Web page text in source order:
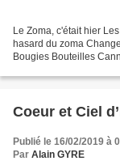
Le Zoma, c'était hier
hasard du zoma
Bougies Bouteilles
Coeur et Ciel
Publié le 16/02/2019 à
Par Alain GYRE